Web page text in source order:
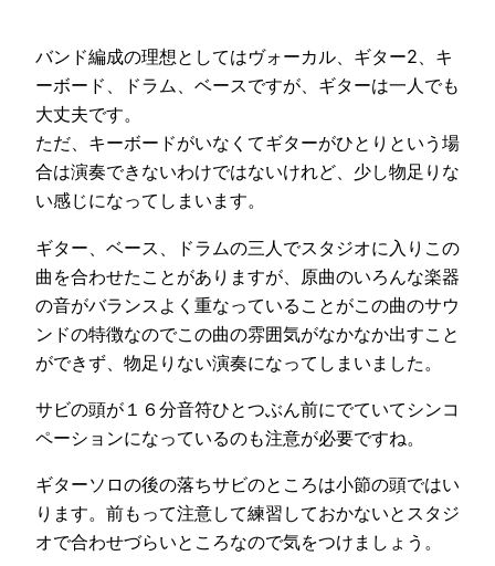
バンド編成の理想としてはヴォーカル、ギター2、キ
ーボード、ドラム、ベースですが、ギターは一人でも
大丈夫です。
ただ、キーボードがいなくてギターがひとりという場
合は演奏できないわけではないけれど、少し物足りな
い感じになってしまいます。
ギター、ベース、ドラムの三人でスタジオに入りこの
曲を合わせたことがありますが、原曲のいろんな楽器
の音がバランスよく重なっていることがこの曲のサウ
ンドの特徴なのでこの曲の雰囲気がなかなか出すこと
ができず、物足りない演奏になってしまいました。
サビの頭が１６分音符ひとつぶん前にでていてシンコ
ペーションになっているのも注意が必要ですね。
ギターソロの後の落ちサビのところは小節の頭ではい
ります。前もって注意して練習しておかないとスタジ
オで合わせづらいところなので気をつけましょう。